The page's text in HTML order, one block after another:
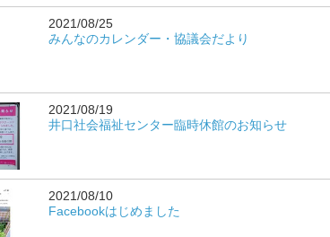
2021/08/25
みんなのカレンダー・協議会だより
2021/08/19
井口社会福祉センター臨時休館のお知らせ
2021/08/10
Facebookはじめました